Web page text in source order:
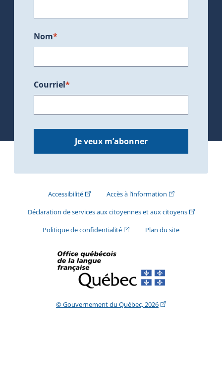
Nom*
Courriel*
Je veux m’abonner
Accessibilité(Cet hyperlien externe s'ouvrira dans une
Accès à l’information(Cet hyperlien
Déclaration de services aux citoyennes et aux citoyens(Cet
Politique de confidentialité(Cet hyperlien externe s'ouvrira
Plan du site
© Gouvernement du Québec, 2026(Cet hyperlien